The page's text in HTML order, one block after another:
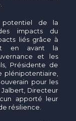
de la
impacts du
liés grâce à
en avant la
et les
Présidente de
plénipotentiaire,
pour les
Directeur
apporté leur
résilience.